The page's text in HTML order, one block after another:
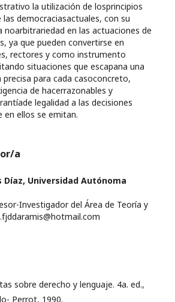
la utilización de losprincipios
democraciasactuales, con su
noarbitrariedad en las actuaciones de
ya que pueden convertirse en
rectores y como instrumento
situaciones que escapana una
para cada casoconcreto,
de hacerrazonables y
legalidad a las decisiones
en ellos se emitan.
a
Díaz, Universidad Autónoma
Investigador del Área de Teoría y
sobre derecho y lenguaje. 4a. ed.,
Perrot, 1990.